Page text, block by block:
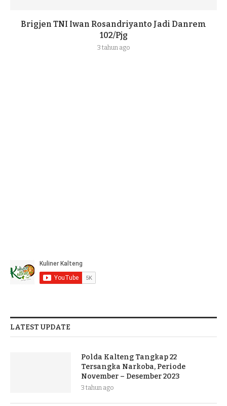
Brigjen TNI Iwan Rosandriyanto Jadi Danrem
102/Pjg
3 tahun ago
LATEST UPDATE
Polda Kalteng Tangkap 22
Tersangka Narkoba, Periode
November – Desember 2023
3 tahun ago